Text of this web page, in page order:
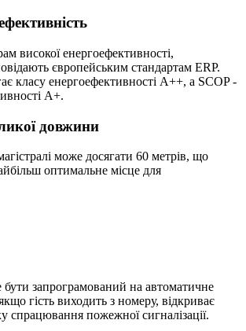
високої енергоефективності,
європейським стандартам ERP.
класу енергоефективності А++, а SCOP -
А+.
довжини
може досягати 60 метрів, що
оптимальне місце для
запрограмований на автоматичне
гість виходить з номеру, відкриває
спрацювання пожежної сигналізації.